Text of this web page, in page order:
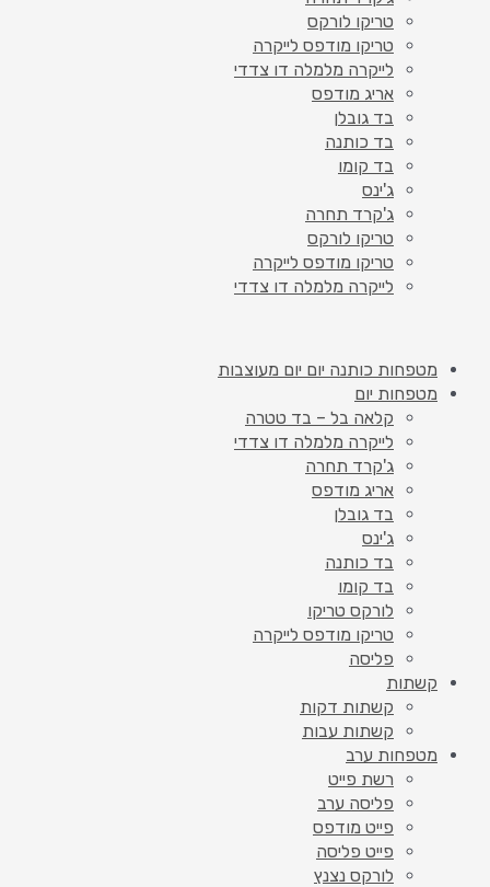
טריקו לורקס
טריקו מודפס לייקרה
לייקרה מלמלה דו צדדי
אריג מודפס
בד גובלן
בד כותנה
בד קומו
ג'ינס
ג'קרד תחרה
טריקו לורקס
טריקו מודפס לייקרה
לייקרה מלמלה דו צדדי
מטפחות כותנה יום יום מעוצבות
מטפחות יום
קלאה בל – בד טטרה
לייקרה מלמלה דו צדדי
ג'קרד תחרה
אריג מודפס
בד גובלן
ג'ינס
בד כותנה
בד קומו
לורקס טריקו
טריקו מודפס לייקרה
פליסה
קשתות
קשתות דקות
קשתות עבות
מטפחות ערב
רשת פייט
פליסה ערב
פייט מודפס
פייט פליסה
לורקס נצנץ